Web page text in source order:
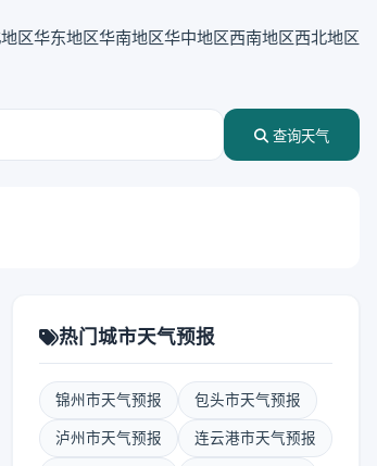
区华东地区华南地区华中地区西南地区西北地区
查询天气
热门城市天气预报
锦州市天气预报 包头市天气预报
泸州市天气预报 连云港市天气预报